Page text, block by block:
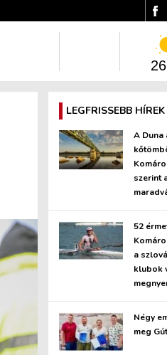
LEGFRISSEBB HÍREK
A Duna
szerint
52
a
klubok
Négy
meg